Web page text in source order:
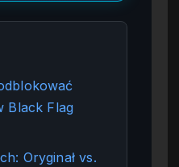
Black Flag
Oryginał vs.